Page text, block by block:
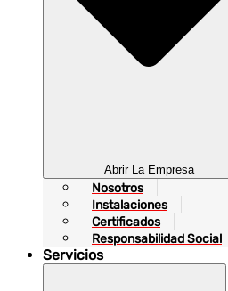
Abrir La Empresa
Nosotros
Instalaciones
Certificados
Responsabilidad Social
Servicios